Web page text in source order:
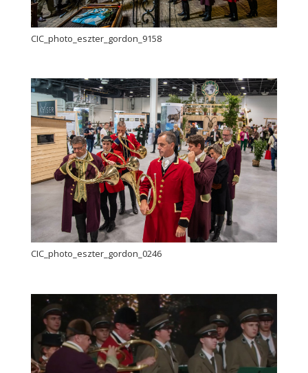
CIC_photo_eszter_gordon_9158
CIC_photo_eszter_gordon_0246